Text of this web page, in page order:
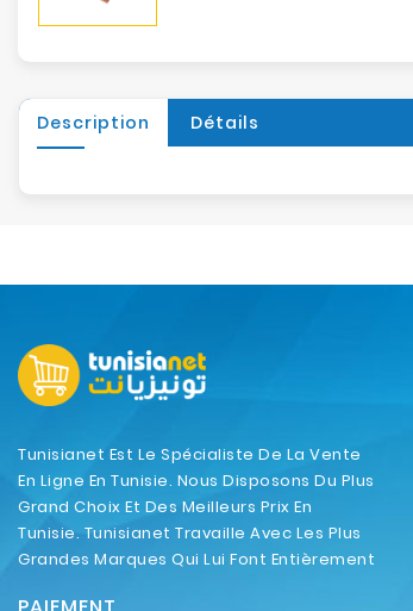
Description Détails
Tunisianet Est Le Spécialiste De La Vente
En Ligne En Tunisie. Nous Disposons Du Plus
Grand Choix Et Des Meilleurs Prix En
Tunisie. Tunisianet Travaille Avec Les Plus
Grandes Marques Qui Lui Font Entièrement